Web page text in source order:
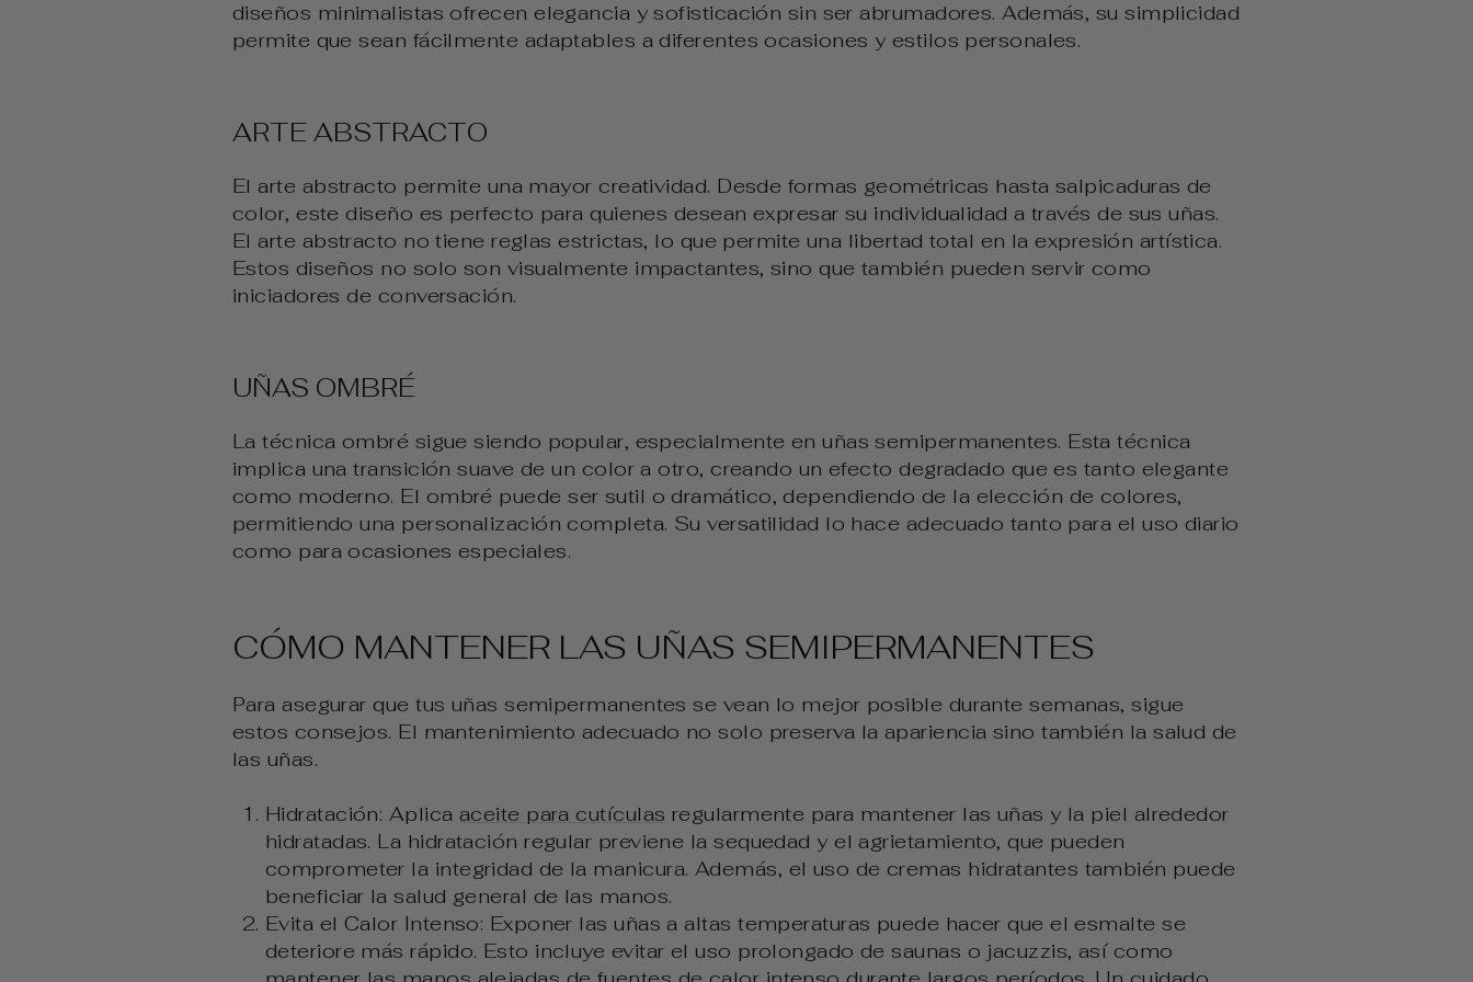
diseños minimalistas ofrecen elegancia y sofisticación sin ser abrumadores. Además, su simplicidad
permite que sean fácilmente adaptables a diferentes ocasiones y estilos personales.
ARTE ABSTRACTO
El arte abstracto permite una mayor creatividad. Desde formas geométricas hasta salpicaduras de
color, este diseño es perfecto para quienes desean expresar su individualidad a través de sus uñas.
El arte abstracto no tiene reglas estrictas, lo que permite una libertad total en la expresión artística.
Estos diseños no solo son visualmente impactantes, sino que también pueden servir como
iniciadores de conversación.
UÑAS OMBRÉ
La técnica ombré sigue siendo popular, especialmente en uñas semipermanentes. Esta técnica
implica una transición suave de un color a otro, creando un efecto degradado que es tanto elegante
como moderno. El ombré puede ser sutil o dramático, dependiendo de la elección de colores,
permitiendo una personalización completa. Su versatilidad lo hace adecuado tanto para el uso diario
como para ocasiones especiales.
CÓMO MANTENER LAS UÑAS SEMIPERMANENTES
Para asegurar que tus uñas semipermanentes se vean lo mejor posible durante semanas, sigue
estos consejos. El mantenimiento adecuado no solo preserva la apariencia sino también la salud de
las uñas.
Hidratación: Aplica aceite para cutículas regularmente para mantener las uñas y la piel alrededor
hidratadas. La hidratación regular previene la sequedad y el agrietamiento, que pueden
comprometer la integridad de la manicura. Además, el uso de cremas hidratantes también puede
beneficiar la salud general de las manos.
Evita el Calor Intenso: Exponer las uñas a altas temperaturas puede hacer que el esmalte se
deteriore más rápido. Esto incluye evitar el uso prolongado de saunas o jacuzzis, así como